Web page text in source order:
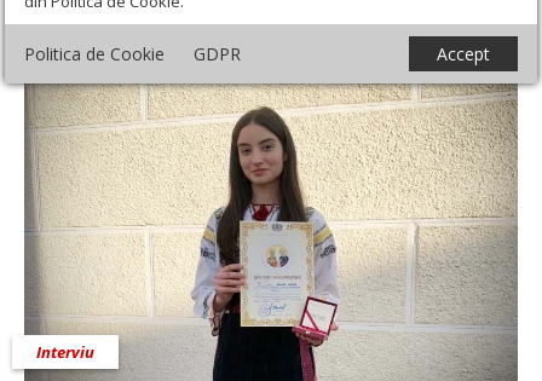
Politica de Cookie GDPR Accept
viaţă
Interviu